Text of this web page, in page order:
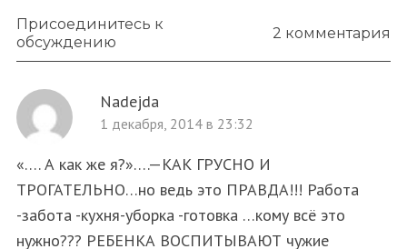
Присоединитесь к
обсуждению
2 комментария
Nadejda
1 декабря, 2014 в 23:32
«…. А как же я?»….—КАК ГРУСНО И
ТРОГАТЕЛЬНО…но ведь это ПРАВДА!!! Работа
-забота -кухня-уборка -готовка …кому всё это
нужно??? РЕБЕНКА ВОСПИТЫВАЮТ чужие